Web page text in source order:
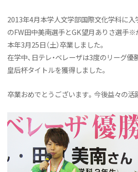
2013年4月本学人文学部国際文化学科に入
のFW田中美南選手とGK望月ありさ選手※
本年3月25日（土）卒業しました。
在学中、日テレ・ベレーザは3度のリーグ優
皇后杯タイトルを獲得しました。
卒業おめでとうございます。今後益々の活